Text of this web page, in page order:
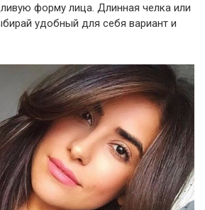
форму лица. Длинная челка или
удобный для себя вариант и